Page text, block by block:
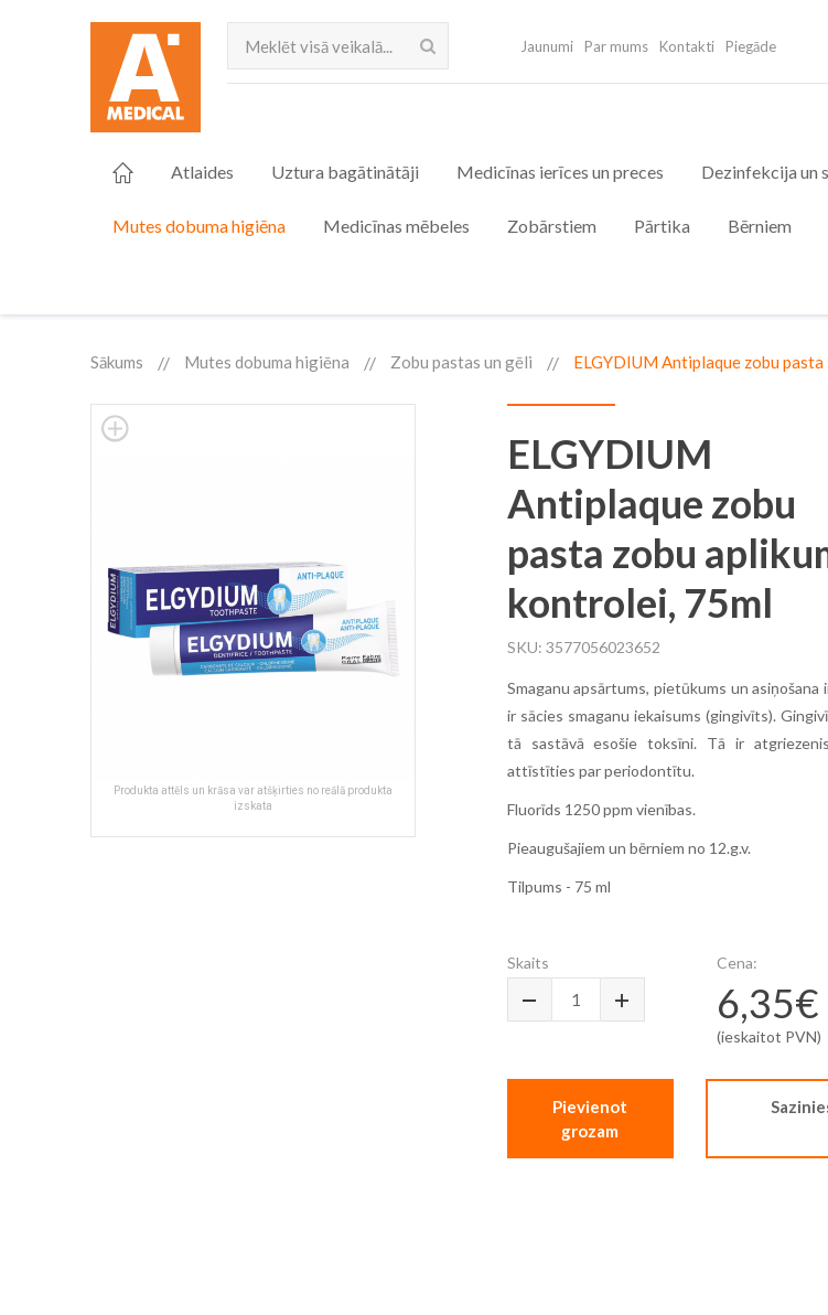
Meklēt
Jaunumi Par mums Kontakti Piegāde
Atlaides Uztura bagātinātāji Medicīnas ierīces un preces Dezinfekcija un
Mutes dobuma higiēna Medicīnas mēbeles Zobārstiem Pārtika Bērniem
Sākums Mutes dobuma higiēna Zobu pastas un gēli ELGYDIUM Antiplaque zobu
ELGYDIUM
Antiplaque zobu
pasta zobu
kontrolei, 75ml
SKU 3577056023652
Smaganu apsārtums, pietūkums un asiņošana
ir sācies smaganu iekaisums (gingivīts).
tā sastāvā esošie toksīni. Tā ir
attīstīties par periodontītu.
Fluorīds 1250 ppm vienības.
Pieaugušajiem un bērniem no 12.g.v.
Tilpums - 75 ml
Skaits Cena:
6,35€
(ieskaitot PVN)
Pievienot
grozam
Skip
to
gallery
Produkta attēls un krāsa var atšķirties no reālā produkta
izskata